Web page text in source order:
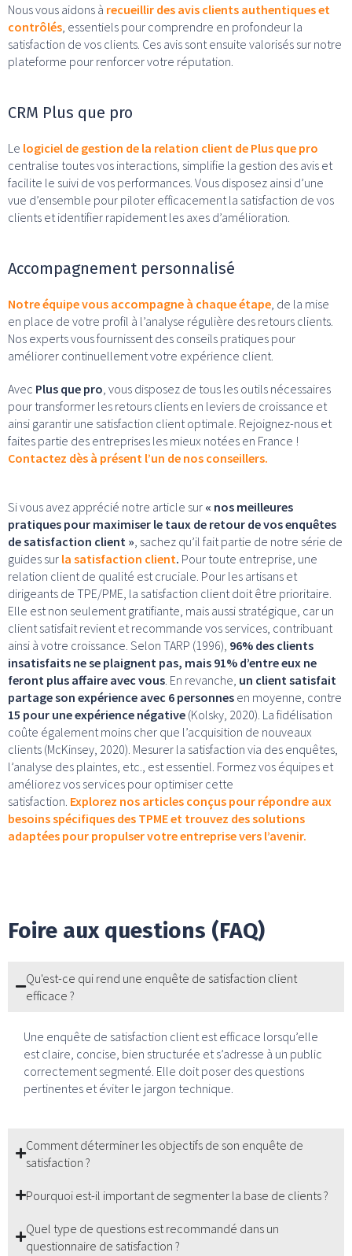
Nous vous aidons à recueillir des avis clients authentiques et
contrôlés , essentiels pour comprendre en profondeur la
satisfaction de vos clients. Ces avis sont ensuite valorisés sur notre
plateforme pour renforcer votre réputation.
CRM Plus que pro
Le logiciel de gestion de la relation client de Plus que pro
centralise toutes vos interactions, simplifie la gestion des avis et
facilite le suivi de vos performances. Vous disposez ainsi d’une
vue d’ensemble pour piloter efficacement la satisfaction de vos
clients et identifier rapidement les axes d’amélioration.
Accompagnement personnalisé
Notre équipe vous accompagne à chaque étape , de la mise
en place de votre profil à l’analyse régulière des retours clients.
Nos experts vous fournissent des conseils pratiques pour
améliorer continuellement votre expérience client.
Avec Plus que pro , vous disposez de tous les outils nécessaires
pour transformer les retours clients en leviers de croissance et
ainsi garantir une satisfaction client optimale. Rejoignez-nous et
faites partie des entreprises les mieux notées en France !
Contactez dès à présent l’un de nos conseillers.
Si vous avez apprécié notre article sur « nos meilleures
pratiques pour maximiser le taux de retour de vos enquêtes
de satisfaction client » , sachez qu’il fait partie de notre série de
guides sur la satisfaction client. Pour toute entreprise, une
relation client de qualité est cruciale. Pour les artisans et
dirigeants de TPE/PME, la satisfaction client doit être prioritaire.
Elle est non seulement gratifiante, mais aussi stratégique, car un
client satisfait revient et recommande vos services, contribuant
ainsi à votre croissance. Selon TARP (1996), 96% des clients
insatisfaits ne se plaignent pas, mais 91% d’entre eux ne
feront plus affaire avec vous . En revanche, un client satisfait
partage son expérience avec 6 personnes en moyenne, contre
15 pour une expérience négative (Kolsky, 2020). La fidélisation
coûte également moins cher que l’acquisition de nouveaux
clients (McKinsey, 2020). Mesurer la satisfaction via des enquêtes,
l’analyse des plaintes, etc., est essentiel. Formez vos équipes et
améliorez vos services pour optimiser cette
satisfaction. Explorez nos articles conçus pour répondre aux
besoins spécifiques des TPME et trouvez des solutions
adaptées pour propulser votre entreprise vers l’avenir.
Foire aux questions (FAQ)
Qu'est-ce qui rend une enquête de satisfaction client
efficace ?
Une enquête de satisfaction client est efficace lorsqu’elle
est claire, concise, bien structurée et s’adresse à un public
correctement segmenté. Elle doit poser des questions
pertinentes et éviter le jargon technique.
Comment déterminer les objectifs de son enquête de
satisfaction ?
Pourquoi est-il important de segmenter la base de clients ?
Quel type de questions est recommandé dans un
questionnaire de satisfaction ?